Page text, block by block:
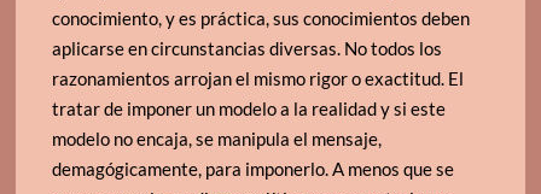
conocimiento, y es práctica, sus conocimientos deben
aplicarse en circunstancias diversas. No todos los
razonamientos arrojan el mismo rigor o exactitud. El
tratar de imponer un modelo a la realidad y si este
modelo no encaja, se manipula el mensaje,
demagógicamente, para imponerlo. A menos que se